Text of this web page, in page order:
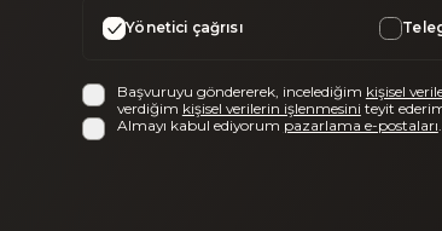
Yönetici çağrısı
Başvuruyu göndererek, incelediğim kişisel
verdiğim kişisel verilerin işlenmesini teyit
Almayı kabul ediyorum pazarlama e-postaları